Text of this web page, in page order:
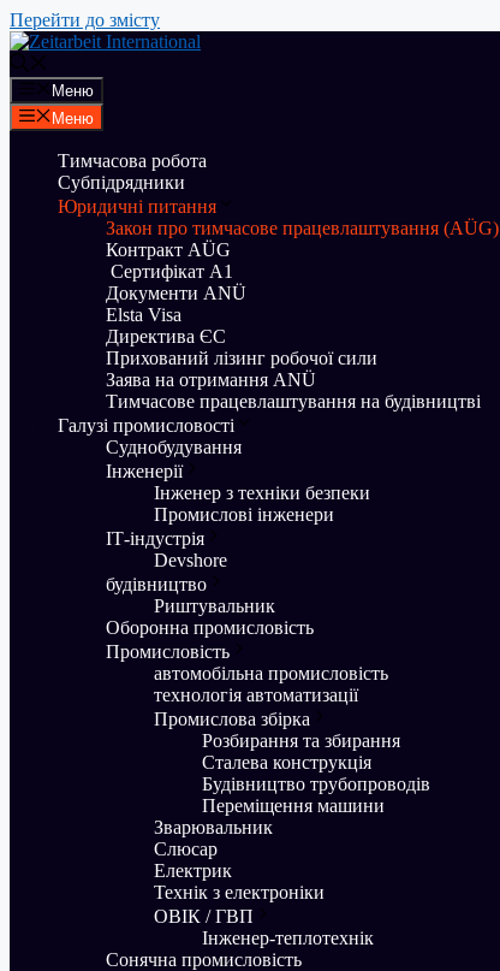
Перейти до змісту
Меню
Меню
Тимчасова робота
Субпідрядники
Юридичні питання
Закон про тимчасове працевлаштування (AÜG)
Контракт AÜG
Сертифікат A1
Документи ANÜ
Elsta Visa
Директива ЄС
Прихований лізинг робочої сили
Заява на отримання ANÜ
Тимчасове працевлаштування на будівництві
Галузі промисловості
Суднобудування
Iнженерії
Інженер з техніки безпеки
Промислові інженери
ІТ-індустрія
Devshore
будівництво
Риштувальник
Оборонна промисловість
Промисловість
aвтомобільна промисловість
технологія автоматизації
Промислова збірка
Розбирання та збирання
Сталева конструкція
Будівництво трубопроводів
Переміщення машини
Зварювальник
Слюсар
Електрик
Технік з електроніки
ОВІК / ГВП
Інженер-теплотехнік
Сонячна промисловість